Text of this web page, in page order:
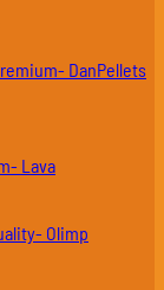
DanPellets
Lava
Olimp